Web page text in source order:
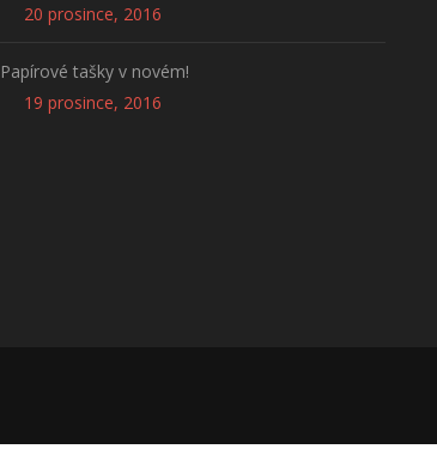
20 prosince, 2016
Papírové tašky v novém!
19 prosince, 2016